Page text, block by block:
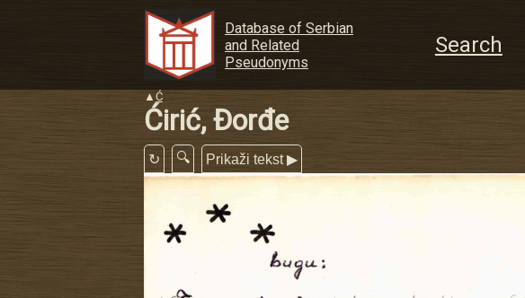
Database of Serbian
and Related
Pseudonyms
Search
▲ Ć
Ćirić, Đorđe